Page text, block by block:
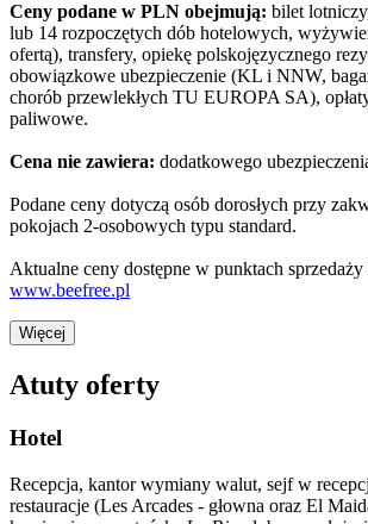
Ceny podane w PLN obejmują: bilet
lub 14 rozpoczętych dób hotelowych,
ofertą), transfery, opiekę polskojęzycznego
obowiązkowe ubezpieczenie (KL i NNW,
chorób przewlekłych TU EUROPA SA),
paliwowe.
Cena nie zawiera: dodatkowego
Podane ceny dotyczą osób dorosłych przy
pokojach 2-osobowych typu standard.
Aktualne ceny dostępne w punktach
www.beefree.pl
Więcej
Atuty oferty
Hotel
Recepcja, kantor wymiany walut, sejf w
restauracje (Les Arcades - głowna oraz El